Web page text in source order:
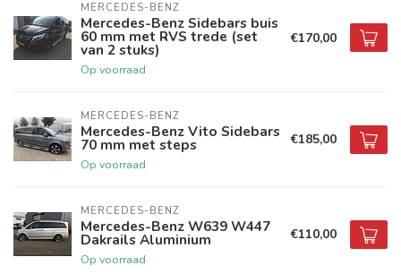
MERCEDES-BENZ
Mercedes-Benz Sidebars buis
60 mm met RVS trede (set
van 2 stuks)
Op voorraad
€170,00
MERCEDES-BENZ
Mercedes-Benz Vito Sidebars
70 mm met steps
Op voorraad
€185,00
MERCEDES-BENZ
Mercedes-Benz W639 W447
Dakrails Aluminium
Op voorraad
€110,00